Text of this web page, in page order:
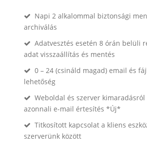
Napi 2 alkalommal biztonsági
archiválás
Adatvesztés esetén 8 órán belüli
adat visszaállítás és mentés
0 – 24 (csináld magad) email és
lehetőség
Weboldal és szerver
azonnali e-mail értesítés *Új*
Titkosított kapcsolat a kliens
szerverünk között